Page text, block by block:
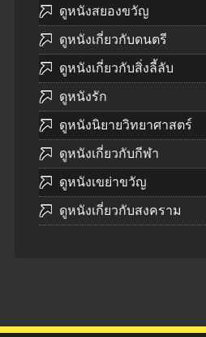
ดูหนังสยองขวัญ
ดูหนังเกี่ยวกับดนตรี
ดูหนังเกี่ยวกับสิ่งลี้ลับ
ดูหนังรัก
ดูหนังนิยายวิทยาศาสตร์
ดูหนังเกี่ยวกับกีฬา
ดูหนังเขย่าขวัญ
ดูหนังเกี่ยวกับสงคราม